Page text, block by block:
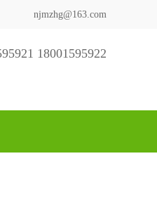
njmzhg@163.com
18001595922